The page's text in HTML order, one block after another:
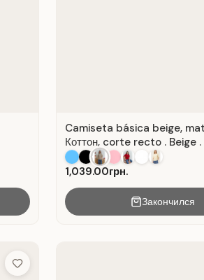
Camiseta básica beige,
Коттон, corte recto . Beige .
1,039.00грн.
Закончился
Add to Wish List